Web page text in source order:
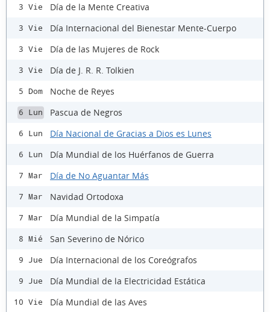
3 Vie Día de la Mente Creativa
3 Vie Día Internacional del Bienestar Mente-Cuerpo
3 Vie Día de las Mujeres de Rock
3 Vie Día de J. R. R. Tolkien
5 Dom Noche de Reyes
6 Lun Pascua de Negros
6 Lun Día Nacional de Gracias a Dios es Lunes
6 Lun Día Mundial de los Huérfanos de Guerra
7 Mar Día de No Aguantar Más
7 Mar Navidad Ortodoxa
7 Mar Día Mundial de la Simpatía
8 Mié San Severino de Nórico
9 Jue Día Internacional de los Coreógrafos
9 Jue Día Mundial de la Electricidad Estática
10 Vie Día Mundial de las Aves